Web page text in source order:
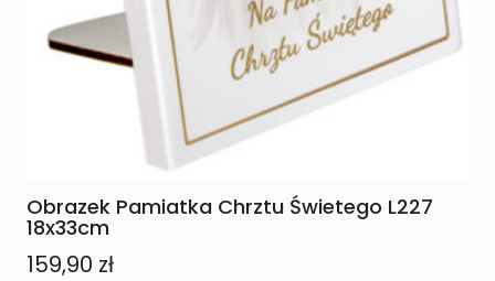
Obrazek Pamiatka Chrztu Świetego L227
18x33cm
159,90 zł